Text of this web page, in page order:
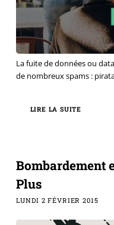
La fuite de données ou
de nombreux spams :
LIRE LA SUITE
Bombardement
Plus
LUNDI 2 FÉVRIER 2015